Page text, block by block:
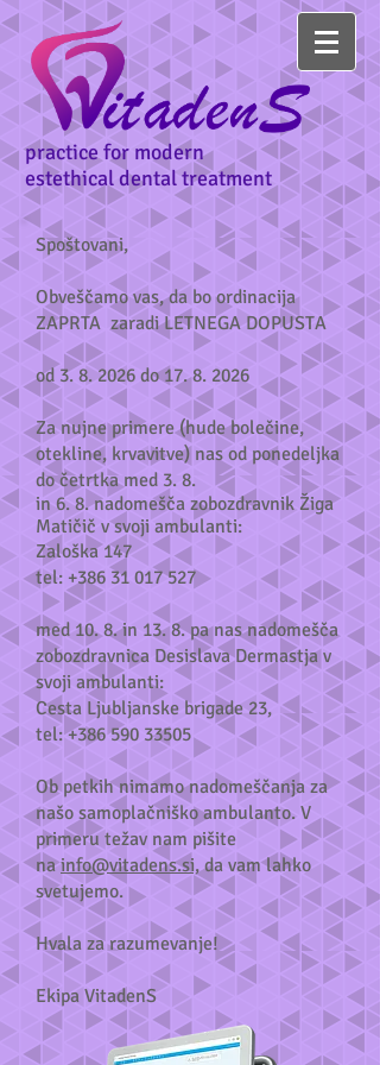
practice for modern
estethical dental treatment
Spoštovani,
Obveščamo vas, da bo ordinacija
ZAPRTA zaradi LETNEGA DOPUSTA
od 3. 8. 2026 do17. 8. 2026
Za nujne primere (hude bolečine,
otekline, krvavitve) nas od ponedeljka
do četrtka med 3. 8.
in 6. 8. nadomešča zobozdravnik Žiga
Matičič v svoji ambulanti: ​
Zaloška 147
tel: +386 31 017 527
med 10. 8. in 13. 8. pa nas nadomešča
zobozdravnica Desislava Dermastja v
svoji ambulanti: ​
Cesta Ljubljanske brigade 23,
tel:+386 590 33505
Ob petkih nimamo nadomeščanja za
našo samoplačniško ambulanto. V
primeru težav nam pišite
nainfo@vitadens.si,da vam lahko
svetujemo.
Hvala za razumevanje!
Ekipa VitadenS